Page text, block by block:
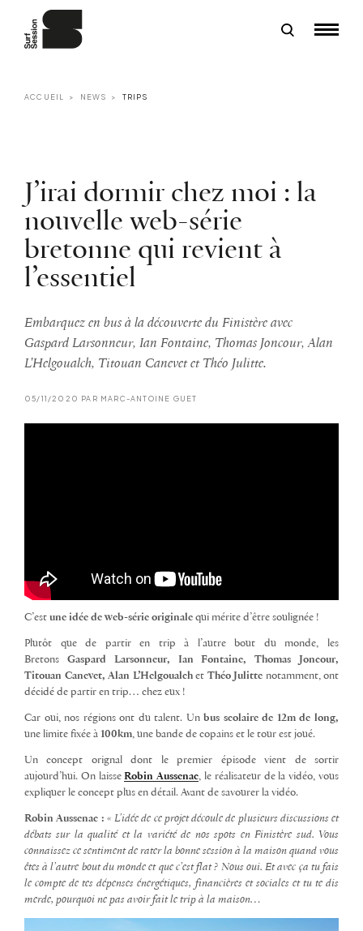
ACCUEIL NEWS TRIPS
J’irai dormir chez moi : la
nouvelle web-série
bretonne qui revient à
l’essentiel
Embarquez en bus à la découverte du Finistère avec
Gaspard Larsonneur, Ian Fontaine, Thomas Joncour, Alan
L'Helgoualch, Titouan Canevet et Théo Julitte.
05/11/2020 PAR MARC-ANTOINE GUET
C’est une idée de web-série originale qui mérite d’être soulignée !
Plutôt que de partir en trip à l’autre bout du monde, les
Bretons Gaspard Larsonneur, Ian Fontaine, Thomas Joncour,
Titouan Canevet, Alan L’Helgoualch et Théo Julitte notamment, ont
décidé de partir en trip… chez eux !
Car oui, nos régions ont du talent. Un bus scolaire de 12m de long,
une limite fixée à 100km, une bande de copains et le tour est joué.
Un concept orignal dont le premier épisode vient de sortir
aujourd’hui. On laisseRobin Aussenac, le réalisateur de la vidéo, vous
expliquer le concept plus en détail. Avant de savourer la vidéo.
Robin Aussenac : « L’idée de ce projet découle de plusieurs discussions et
débats sur la qualité et la variété de nos spots en Finistère sud. Vous
connaissez ce sentiment de rater la bonne session à la maison quand vous
êtes à l’autre bout du monde et que c’est flat ? Nous oui. Et avec ça tu fais
le compte de tes dépenses énergétiques, financières et sociales et tu te dis
merde, pourquoi ne pas avoir fait le trip à la maison…